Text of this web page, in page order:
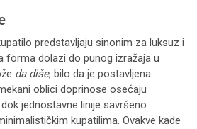
predstavljaju sinonim za luksuz i
forma dolazi do punog izražaja u
da diše, bilo da je postavljena
oblici doprinose osećaju
jednostavne linije savršeno
kupatilima. Ovakve kade